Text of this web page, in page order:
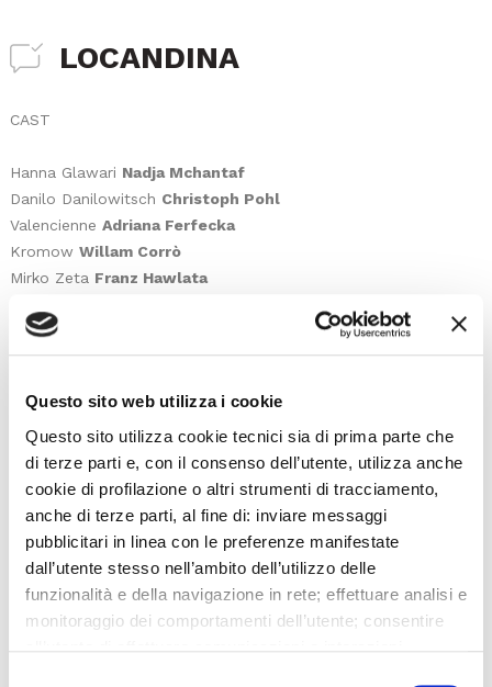
Questo sito web utilizza i cookie
Questo sito utilizza cookie tecnici sia di prima parte che
di terze parti e, con il consenso dell’utente, utilizza anche
cookie di profilazione o altri strumenti di tracciamento,
anche di terze parti, al fine di: inviare messaggi
pubblicitari in linea con le preferenze manifestate
dall’utente stesso nell’ambito dell’utilizzo delle
funzionalità e della navigazione in rete; effettuare analisi e
monitoraggio dei comportamenti dell’utente; consentire
LOCANDINA
CAST
Hanna Glawari Nadja Mchantaf
Danilo Danilowitsch Christoph Pohl
Valencienne Adriana Ferfecka
Kromow Willam Corrò
Mirko Zeta Franz Hawlata
Camille de Rossillon
Raoul de St-BriocheMarcello Nardis
SylvianeMartina Bortolotti
OlgaZdislava Bočková
PritschitschNicola Ziccardi
PraskowiaDaniela Baňasová
NiegusKarl-Heinz Macek
LoloAlessandra Calamassi
DodoMariateresa Notarangelo
Jou-JouRossella Contu
Frou-FrouAlessandra Gregori